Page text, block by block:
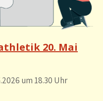
20. Mai
um 18.30 Uhr